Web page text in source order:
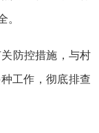
。
防控措施，与村
工作，彻底排查